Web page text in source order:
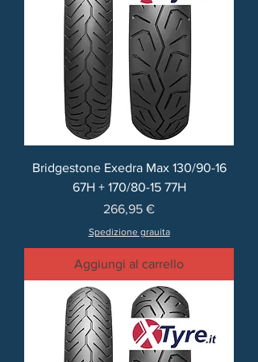
Bridgestone Exedra Max 130/90-16
67H + 170/80-15 77H
Prezzo
266,95 €
Spedizione grauita
Aggiungi al carrello